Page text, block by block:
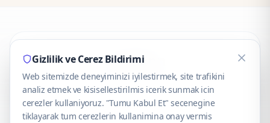
CaseOnn
© 2025 CaseOnn. Tüm hakları saklıdır.
Gizlilik ve Cerez Bildirimi
Web sitemizde deneyiminizi iyilestirmek, site trafikini
analiz etmek ve kisisellestirilmis icerik sunmak icin
cerezler kullaniyoruz. "Tumu Kabul Et" secenegine
tiklayarak tum cerezlerin kullanimina onay vermis